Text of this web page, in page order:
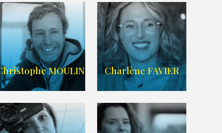
Imdb WIKIPEDIA
MOULIN Charlène FAVIER